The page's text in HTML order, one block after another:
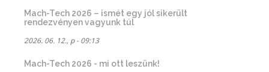
Mach-Tech 2026 – ismét egy jól sikerült
rendezvényen vagyunk túl
2026. 06. 12., p - 09:13
Mach-Tech 2026 - mi ott leszünk!